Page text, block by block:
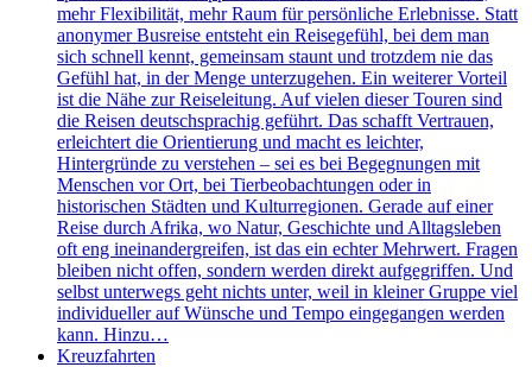
mehr Flexibilität, mehr Raum für persönliche Erlebnisse. Statt
anonymer Busreise entsteht ein Reisegefühl, bei dem man
sich schnell kennt, gemeinsam staunt und trotzdem nie das
Gefühl hat, in der Menge unterzugehen. Ein weiterer Vorteil
ist die Nähe zur Reiseleitung. Auf vielen dieser Touren sind
die Reisen deutschsprachig geführt. Das schafft Vertrauen,
erleichtert die Orientierung und macht es leichter,
Hintergründe zu verstehen – sei es bei Begegnungen mit
Menschen vor Ort, bei Tierbeobachtungen oder in
historischen Städten und Kulturregionen. Gerade auf einer
Reise durch Afrika, wo Natur, Geschichte und Alltagsleben
oft eng ineinandergreifen, ist das ein echter Mehrwert. Fragen
bleiben nicht offen, sondern werden direkt aufgegriffen. Und
selbst unterwegs geht nichts unter, weil in kleiner Gruppe viel
individueller auf Wünsche und Tempo eingegangen werden
kann. Hinzu…
Kreuzfahrten